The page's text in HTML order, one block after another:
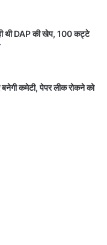
थी DAP की खेप, 100 कट्टे
बनेगी कमेटी, पेपर लीक रोकने को